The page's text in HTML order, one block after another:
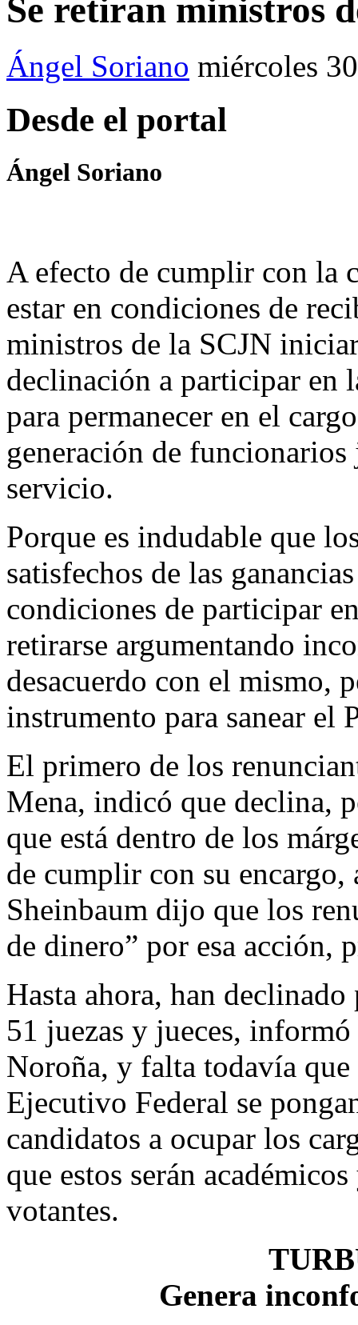
Se retiran ministros
Ángel Soriano miércoles
Desde el portal
Ángel Soriano
A efecto de cumplir con la
estar en condiciones de
ministros de la SCJN
declinación a participar en
para permanecer en el
generación de
servicio.
Porque es indudable que
satisfechos de las
condiciones de participar
retirarse argumentando
desacuerdo con el mismo,
instrumento para sanear el
El primero de los
Mena, indicó que declina,
que está dentro de los
de cumplir con su
Sheinbaum dijo que los
de dinero” por esa acción,
Hasta ahora, han
51 juezas y jueces,
Noroña, y falta todavía
Ejecutivo Federal se
candidatos a ocupar los
que estos serán
votantes.
Genera